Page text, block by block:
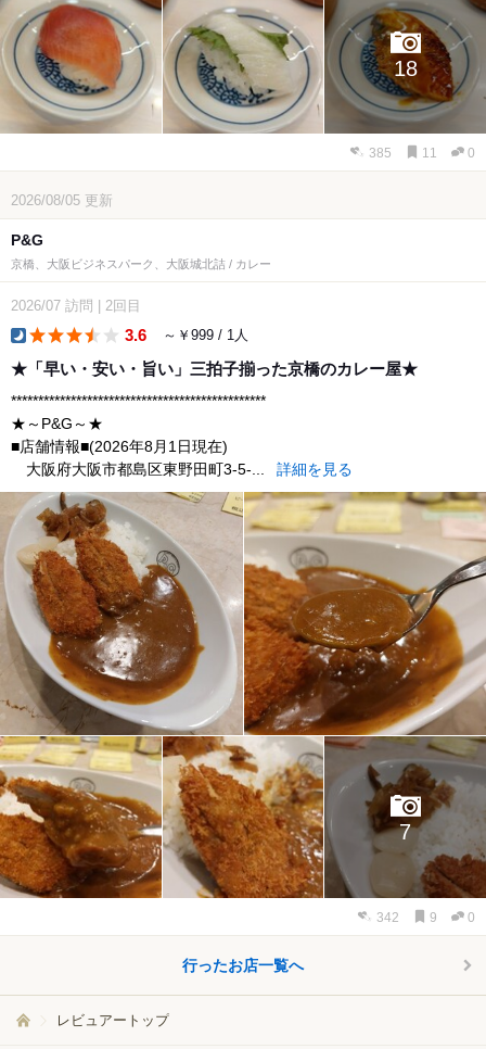
18
385 11 0
2026/08/05 更新
P&G
京橋、大阪ビジネスパーク、大阪城北詰 / カレー
2026/07 訪問 2回目
3.6 ～￥999 / 1人
★「早い・安い・旨い」三拍子揃った京橋のカレー屋★
***********************************************
★～P&G～★
■店舗情報■(2026年8月1日現在)
大阪府大阪市都島区東野田町3-5-...
詳細を見る
7
342 9 0
行ったお店一覧へ
レビュアートップ